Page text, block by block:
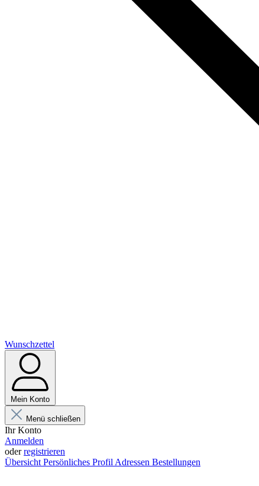
Wunschzettel
Mein Konto
Menü schließen
Ihr Konto
Anmelden
oderregistrieren
Übersicht Persönliches Profil Adressen Bestellungen